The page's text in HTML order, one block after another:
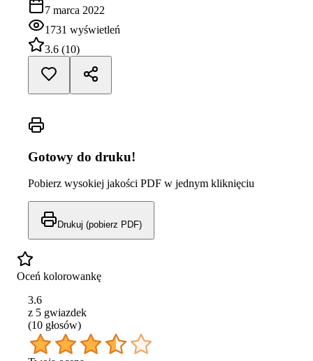
7 marca 2022
1731 wyświetleń
3.6 (10)
Gotowy do druku!
Pobierz wysokiej jakości PDF w jednym kliknięciu
Drukuj (pobierz PDF)
Oceń kolorowankę
3.6
z 5 gwiazdek
(10 głosów)